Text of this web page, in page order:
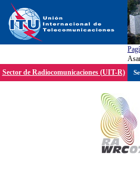
Sector de Radiocomunicaciones (UIT-R)